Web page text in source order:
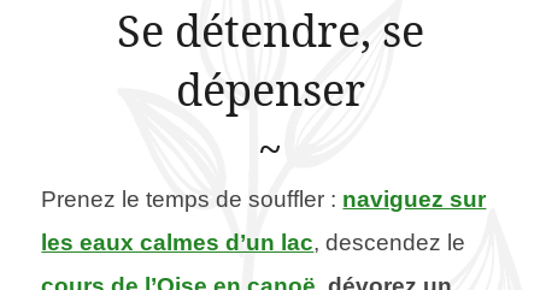
Se détendre, se
dépenser
Prenez le temps de souffler : naviguez sur
les eaux calmes d’un lac, descendez le